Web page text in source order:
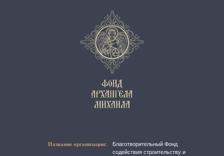
Благотворительный Фонд
содействия строительству и
Название организации: